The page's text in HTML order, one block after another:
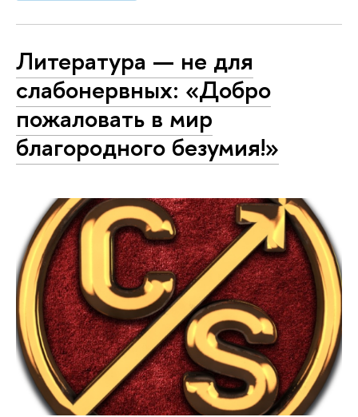
Литература — не для
слабонервных: «Добро
пожаловать в мир
благородного безумия!»